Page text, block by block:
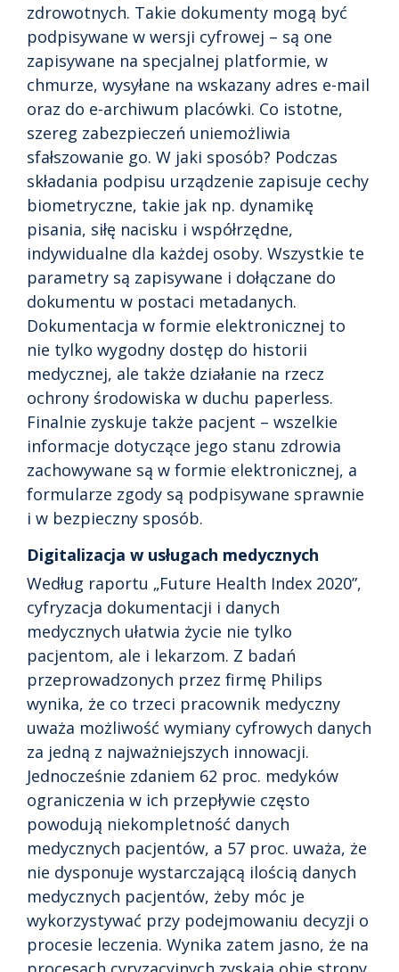
zdrowotnych. Takie dokumenty mogą być
podpisywane w wersji cyfrowej – są one
zapisywane na specjalnej platformie, w
chmurze, wysyłane na wskazany adres e-mail
oraz do e-archiwum placówki. Co istotne,
szereg zabezpieczeń uniemożliwia
sfałszowanie go. W jaki sposób? Podczas
składania podpisu urządzenie zapisuje cechy
biometryczne, takie jak np. dynamikę
pisania, siłę nacisku i współrzędne,
indywidualne dla każdej osoby. Wszystkie te
parametry są zapisywane i dołączane do
dokumentu w postaci metadanych.
Dokumentacja w formie elektronicznej to
nie tylko wygodny dostęp do historii
medycznej, ale także działanie na rzecz
ochrony środowiska w duchu paperless.
Finalnie zyskuje także pacjent – wszelkie
informacje dotyczące jego stanu zdrowia
zachowywane są w formie elektronicznej, a
formularze zgody są podpisywane sprawnie
i w bezpieczny sposób.
Digitalizacja w usługach medycznych
Według raportu „Future Health Index 2020”,
cyfryzacja dokumentacji i danych
medycznych ułatwia życie nie tylko
pacjentom, ale i lekarzom. Z badań
przeprowadzonych przez firmę Philips
wynika, że co trzeci pracownik medyczny
uważa możliwość wymiany cyfrowych danych
za jedną z najważniejszych innowacji.
Jednocześnie zdaniem 62 proc. medyków
ograniczenia w ich przepływie często
powodują niekompletność danych
medycznych pacjentów, a 57 proc. uważa, że
nie dysponuje wystarczającą ilością danych
medycznych pacjentów, żeby móc je
wykorzystywać przy podejmowaniu decyzji o
procesie leczenia. Wynika zatem jasno, że na